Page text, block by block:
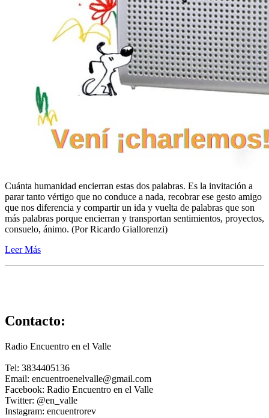
Cuánta humanidad encierran estas dos palabras. Es la invitación a
parar tanto vértigo que no conduce a nada, recobrar ese gesto amigo
que nos diferencia y compartir un ida y vuelta de palabras que son
más palabras porque encierran y transportan sentimientos, proyectos,
consuelo, ánimo. (Por Ricardo Giallorenzi)
Leer Más
Contacto:
Radio Encuentro en el Valle
Tel: 3834405136
Email: encuentroenelvalle@gmail.com
Facebook: Radio Encuentro en el Valle
Twitter: @en_valle
Instagram: encuentrorev